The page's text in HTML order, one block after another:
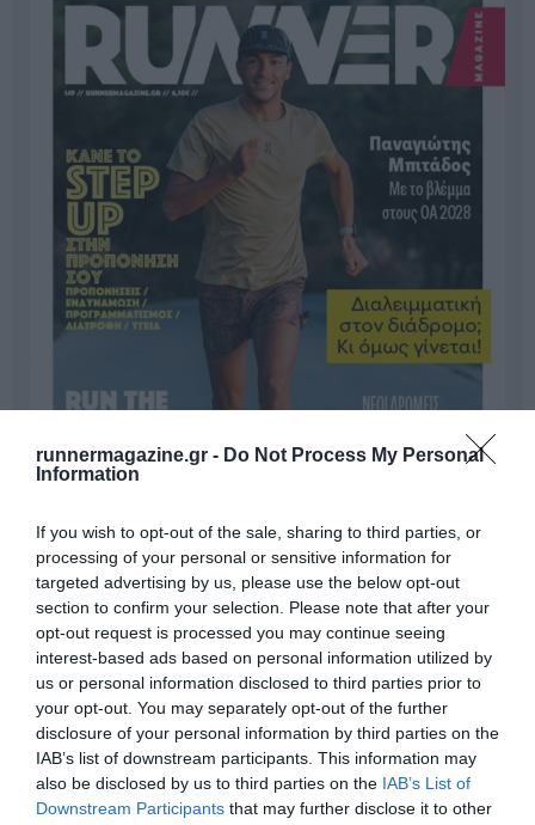
runnermagazine.gr - Do Not Process My Personal
Information
If you wish to opt-out of the sale, sharing to third parties, or
processing of your personal or sensitive information for
targeted advertising by us, please use the below opt-out
section to confirm your selection. Please note that after your
opt-out request is processed you may continue seeing
interest-based ads based on personal information utilized by
us or personal information disclosed to third parties prior to
your opt-out. You may separately opt-out of the further
disclosure of your personal information by third parties on the
IAB’s list of downstream participants. This information may
also be disclosed by us to third parties on the IAB’s List of
Downstream Participants that may further disclose it to other
Γίνε Συνδρομητής
Βρες το RUNNER!
Όλα τα Τεύχη